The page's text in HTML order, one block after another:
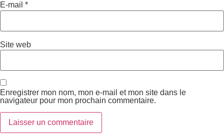
E-mail *
Site web
Enregistrer mon nom, mon e-mail et mon site dans le
navigateur pour mon prochain commentaire.